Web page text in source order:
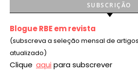
SUBSCRIÇÃO
Blogue RBE em revista
(subscreva a seleção mensal de
atualizado)
Clique aqui para subscrever